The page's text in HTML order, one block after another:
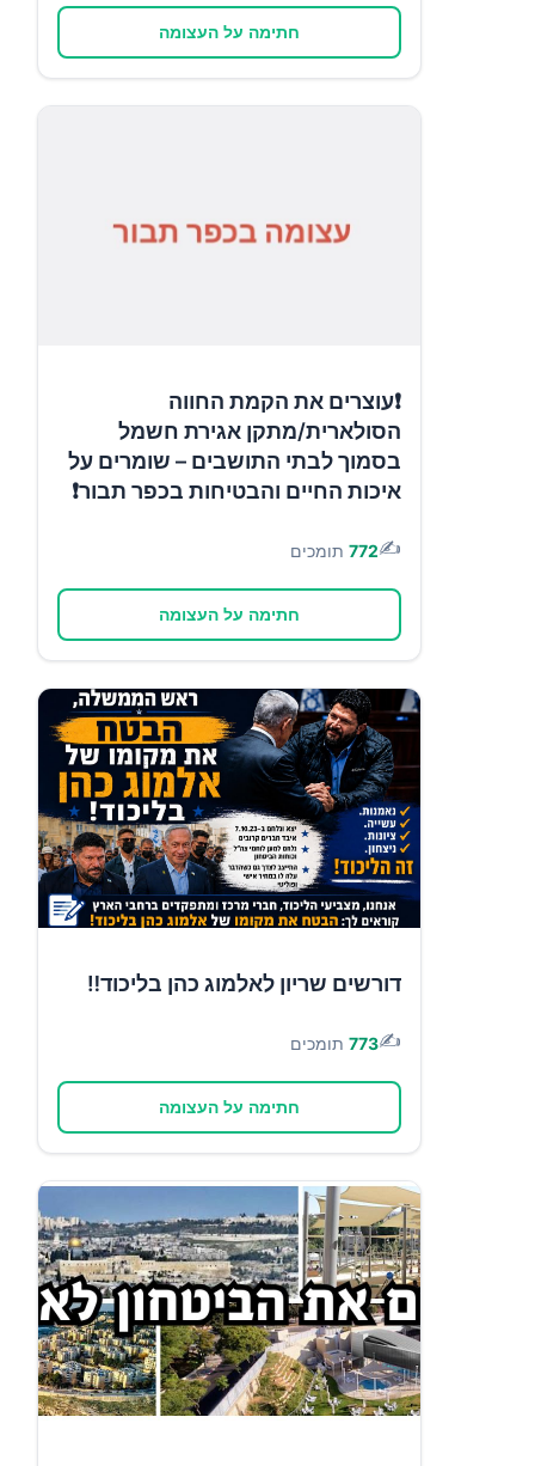
חתימה על העצומה
❗עוצרים את הקמת החווה
הסולארית/מתקן אגירת חשמל
בסמוך לבתי התושבים – שומרים על
איכות החיים והבטיחות בכפר תבור❗
✍️
772 תומכים
חתימה על העצומה
דורשים שריון לאלמוג כהן בליכוד‼️
✍️
773 תומכים
חתימה על העצומה